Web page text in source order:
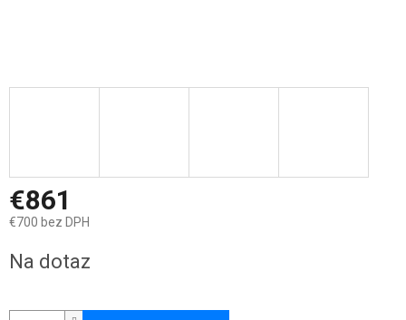
€861
€700 bez DPH
cena:
Na dotaz